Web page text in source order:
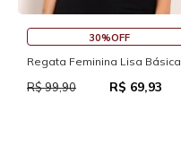
30%OFF
Regata Feminina Lisa Básica
R$ 99,90 R$ 69,93